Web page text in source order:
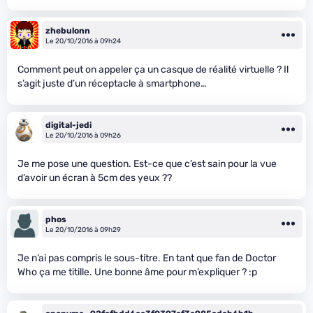
zhebulonn
Le 20/10/2016 à 09h24
Comment peut on appeler ça un casque de réalité virtuelle ? Il
s’agit juste d’un réceptacle à smartphone…
digital-jedi
Le 20/10/2016 à 09h26
Je me pose une question. Est-ce que c’est sain pour la vue
d’avoir un écran à 5cm des yeux ??
phos
Le 20/10/2016 à 09h29
Je n’ai pas compris le sous-titre. En tant que fan de Doctor
Who ça me titille. Une bonne âme pour m’expliquer ? :p